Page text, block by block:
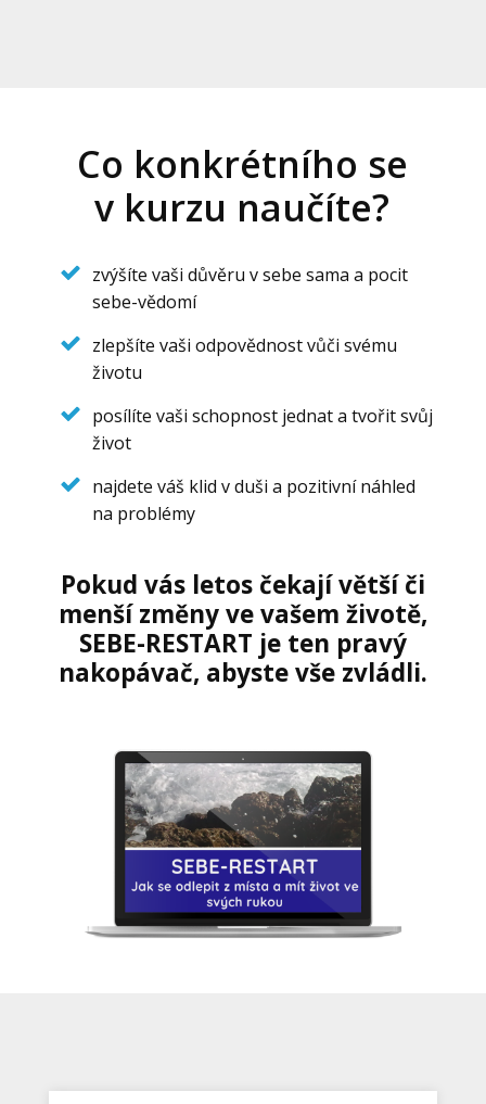
Co konkrétního se
v kurzu naučíte?
zvýšíte vaši důvěru v sebe sama a pocit
sebe-vědomí
zlepšíte vaši odpovědnost vůči svému
životu
posílíte vaši schopnost jednat a tvořit svůj
život
najdete váš klid v duši a pozitivní náhled
na problémy
Pokud vás letos čekají větší či
menší změny ve vašem životě,
SEBE-RESTART je ten pravý
nakopávač, abyste vše zvládli.